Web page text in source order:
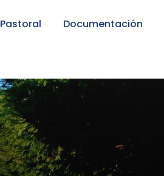
Pastoral Documentación